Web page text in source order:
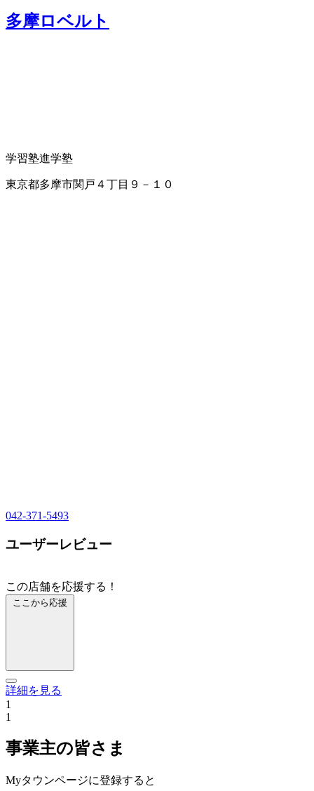
多摩ロベルト
学習塾進学塾
東京都多摩市関戸４丁目９－１０
042-371-5493
ユーザーレビュー
この店舗を応援する！
ここから応援
詳細を見る
1
1
事業主の皆さま
Myタウンページに登録すると